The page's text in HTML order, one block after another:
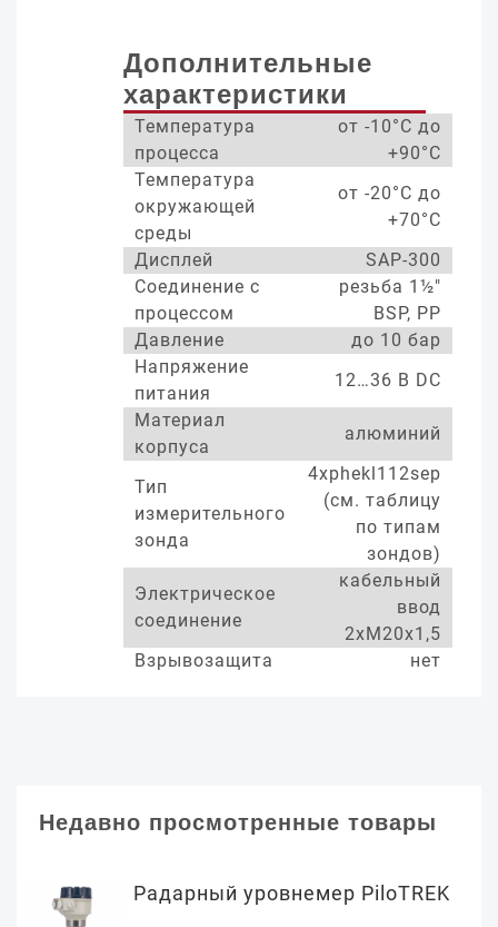
Дополнительные
характеристики
Температура
процесса
от -10°С до
+90°С
Температура
окружающей
среды
от -20°С до
+70°С
Дисплей
SAP-300
Соединение с
процессом
резьба 1½"
BSP, PP
Давление
до 10 бар
Напряжение
питания
12…36 В DC
Материал
корпуса
алюминий
Тип
измерительного
зонда
4xphekl112sep
(см. таблицу
по типам
зондов)
Электрическое
соединение
кабельный
ввод
2хМ20х1,5
Взрывозащита
нет
Недавно просмотренные товары
Радарный уровнемер PiloTREK